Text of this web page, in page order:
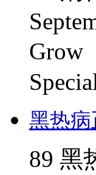
Grow
黑热
89 黑